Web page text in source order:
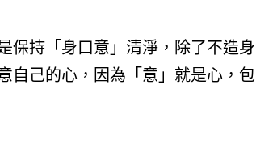
保持「身口意」清淨，除了不造身
自己的心，因為「意」就是心，包